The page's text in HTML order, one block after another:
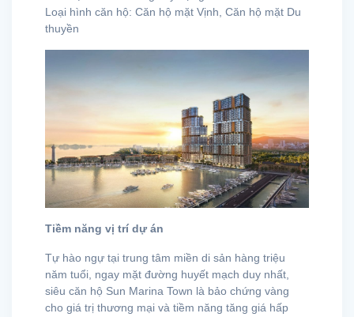
Loại hình căn hộ: Căn hộ mặt Vịnh, Căn hộ mặt Du
thuyền
Tiềm năng vị trí dự án
Tự hào ngự tại trung tâm miền di sản hàng triệu
năm tuổi, ngay mặt đường huyết mạch duy nhất,
siêu căn hộ Sun Marina Town là bảo chứng vàng
cho giá trị thương mại và tiềm năng tăng giá hấp